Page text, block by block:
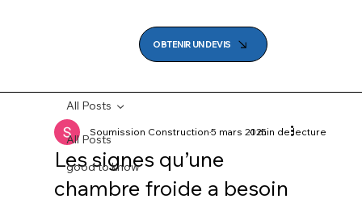
OBTENIR UN DEVIS
All Posts
good to know
All Posts
Les signes qu’une
chambre froide a besoin
Soumission Construction5 mars 20251 min de lecture